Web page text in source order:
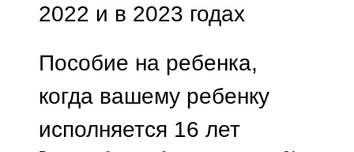
2022 и в 2023 годах
Пособие на ребенка,
когда вашему ребенку
исполняется 16 лет